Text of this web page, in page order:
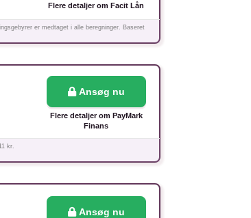
Flere detaljer om Facit Lån
er medtaget i alle beregninger. Baseret
Ansøg nu
Flere detaljer om PayMark
Finans
kr.
Ansøg nu